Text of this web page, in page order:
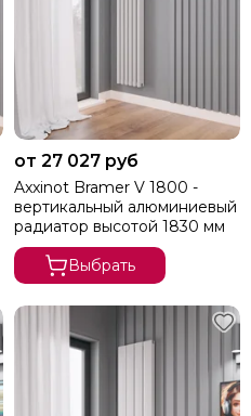
от 27 027 руб
Axxinot Bramer V 1800 -
вертикальный алюминиевый
радиатор высотой 1830 мм
Выбрать